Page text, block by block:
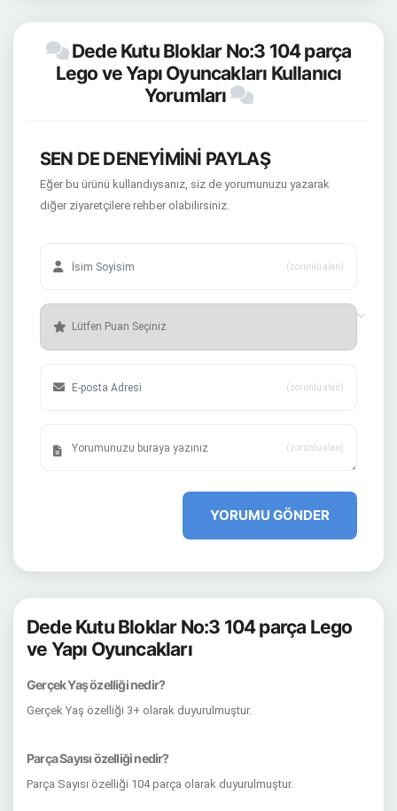
Dede Kutu Bloklar No:3 104 parça
Lego ve Yapı Oyuncakları Kullanıcı
Yorumları
SEN DE DENEYİMİNİ PAYLAŞ
Eğer bu ürünü kullandıysanız, siz de yorumunuzu yazarak
diğer ziyaretçilere rehber olabilirsiniz.
(zorunlu alan)
(zorunlu alan)
(zorunlu alan)
YORUMU GÖNDER
Dede Kutu Bloklar No:3 104 parça Lego
ve Yapı Oyuncakları
Gerçek Yaş özelliği nedir?
Gerçek Yaş özelliği 3+ olarak duyurulmuştur.
Parça Sayısı özelliği nedir?
Parça Sayısı özelliği 104 parça olarak duyurulmuştur.